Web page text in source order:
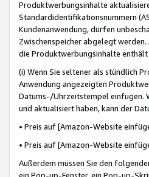
Produktwerbungsinhalte
Standardidentifikationsnummern
Kundenanwendung, dürfen
Zwischenspeicher abgelegt
die Produktwerbungsinhalte
(i) Wenn Sie seltener als stündlich
Anwendung angezeigten
Datums-/Uhrzeitstempel einfügen.
und aktualisiert haben, kann der
• Preis auf [Amazon-Website
• Preis auf [Amazon-Website
Außerdem müssen Sie den
ein Pop-up-Fenster, ein Pop-up-